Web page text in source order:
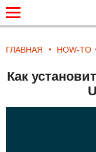
ГЛАВНАЯ HOW-TO
Как